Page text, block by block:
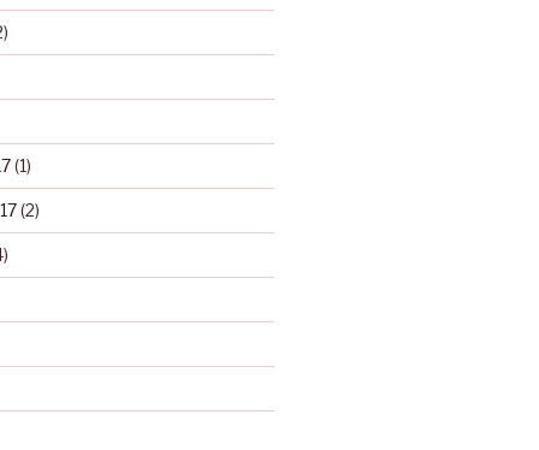
(1)
(2)